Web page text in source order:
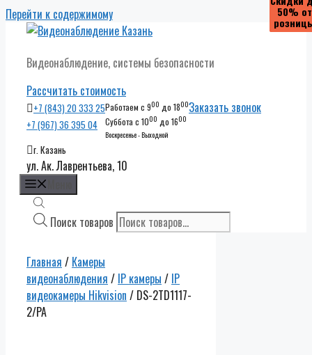
Перейти к содержимому
Видеонаблюдение, системы безопасности
Рассчитать стоимость
+7 (843) 20 333 25
+7 (967) 36 395 04
Работаем с 900 до 1800
Суббота с 1000 до 1600
Воскресенье - Выходной
Заказать звонок
г. Казань
ул. Ак. Лаврентьева, 10
Поиск товаров
Главная / Камеры
видеонаблюдения / IP камеры / IP
видеокамеры Hikvision / DS-2TD1117-
2/PA
50% от
50% от
50% от
50% от